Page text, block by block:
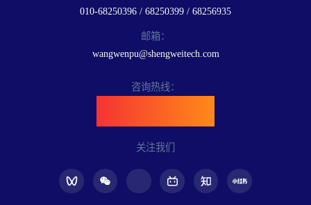
010-68250396 / 68250399 / 68256935
邮箱：
wangwenpu@shengweitech.com
咨询热线：
关注我们